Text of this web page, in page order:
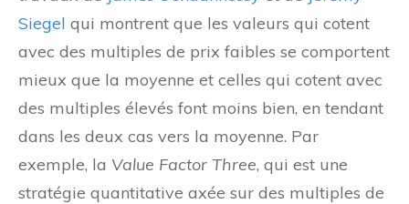
Siegel qui montrent que les valeurs qui cotent
avec des multiples de prix faibles se comportent
mieux que la moyenne et celles qui cotent avec
des multiples élevés font moins bien, en tendant
dans les deux cas vers la moyenne. Par
exemple, la Value Factor Three, qui est une
stratégie quantitative axée sur des multiples de